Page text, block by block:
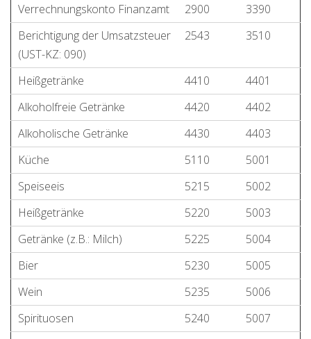
Verrechnungskonto Finanzamt
2900
3390
Berichtigung der Umsatzsteuer
(UST-KZ: 090)
2543 3510
Heißgetränke 4410
4401
Alkoholfreie Getränke
4420
4402
Alkoholische Getränke
4430
4403
Küche
5110
5001
Speiseeis
5215
5002
Heißgetränke
5220
5003
Getränke (z.B.: Milch)
5225
5004
Bier
5230
5005
Wein
5235
5006
Spirituosen
5240
5007